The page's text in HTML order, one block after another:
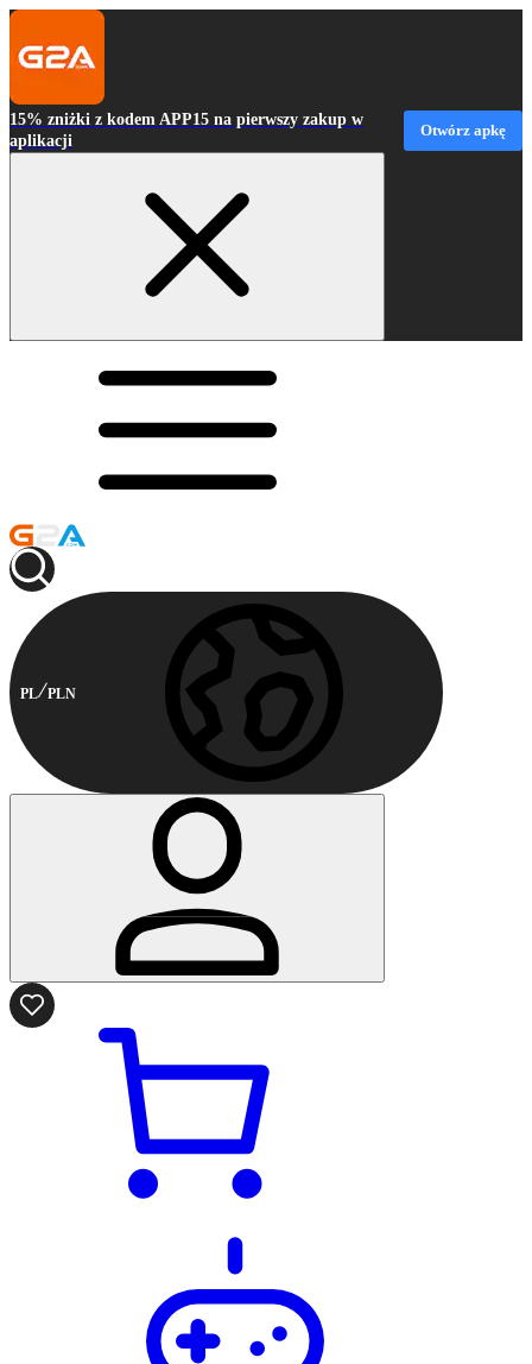
15% zniżki z kodem APP15 na pierwszy zakup w
aplikacji
Otwórz apkę
PL PLN